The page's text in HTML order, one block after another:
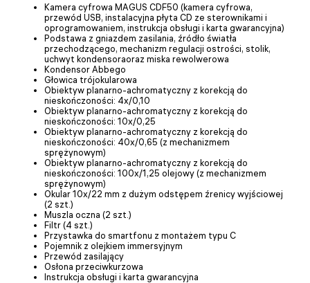
Kamera cyfrowa MAGUS CDF50 (kamera cyfrowa,
przewód USB, instalacyjna płyta CD ze sterownikami i
oprogramowaniem, instrukcja obsługi i karta gwarancyjna)
Podstawa z gniazdem zasilania, źródło światła
przechodzącego, mechanizm regulacji ostrości, stolik,
uchwyt kondensoraoraz miska rewolwerowa
Kondensor Abbego
Głowica trójokularowa
Obiektyw planarno-achromatyczny z korekcją do
nieskończoności: 4x/0,10
Obiektyw planarno-achromatyczny z korekcją do
nieskończoności: 10x/0,25
Obiektyw planarno-achromatyczny z korekcją do
nieskończoności: 40x/0,65 (z mechanizmem
sprężynowym)
Obiektyw planarno-achromatyczny z korekcją do
nieskończoności: 100x/1,25 olejowy (z mechanizmem
sprężynowym)
Okular 10x/22 mm z dużym odstępem źrenicy wyjściowej
(2 szt.)
Muszla oczna (2 szt.)
Filtr (4 szt.)
Przystawka do smartfonu z montażem typu C
Pojemnik z olejkiem immersyjnym
Przewód zasilający
Osłona przeciwkurzowa
Instrukcja obsługi i karta gwarancyjna